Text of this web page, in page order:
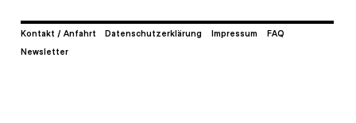
Kontakt / Anfahrt Datenschutzerklärung Impressum
FAQ
Newsletter